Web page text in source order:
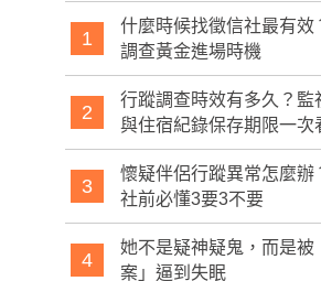
1
什麼時候找徵信社最有效
調查黃金進場時機
2
行蹤調查時效有多久？監
與住宿紀錄保存期限一次
3
懷疑伴侶行蹤異常怎麼辦
社前必懂3要3不要
4
她不是疑神疑鬼，而是被
案」逼到失眠